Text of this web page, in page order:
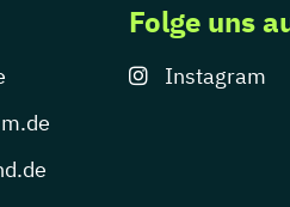
Folge uns
Instagram